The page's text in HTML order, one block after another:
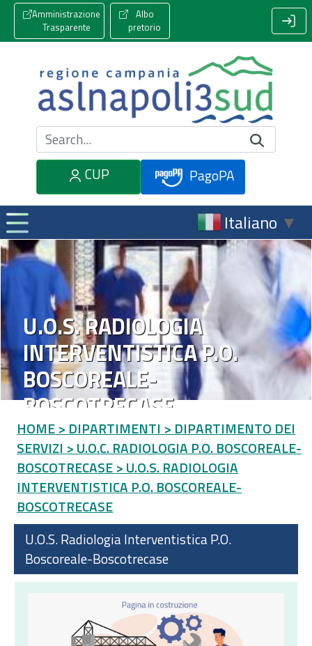
Amministrazione
Trasparente
Albo
pretorio
Cerca nel sito
CUP
PagoPA
Italiano ▼
U.O.S. RADIOLOGIA
INTERVENTISTICA P.O.
BOSCOREALE-
BOSCOTRECASE
HOME > DIPARTIMENTI > DIPARTIMENTO DEI
SERVIZI > U.O.C. RADIOLOGIA P.O. BOSCOREALE-
BOSCOTRECASE > U.O.S. RADIOLOGIA
INTERVENTISTICA P.O. BOSCOREALE-
BOSCOTRECASE
U.O.S. Radiologia Interventistica P.O.
Boscoreale-Boscotrecase